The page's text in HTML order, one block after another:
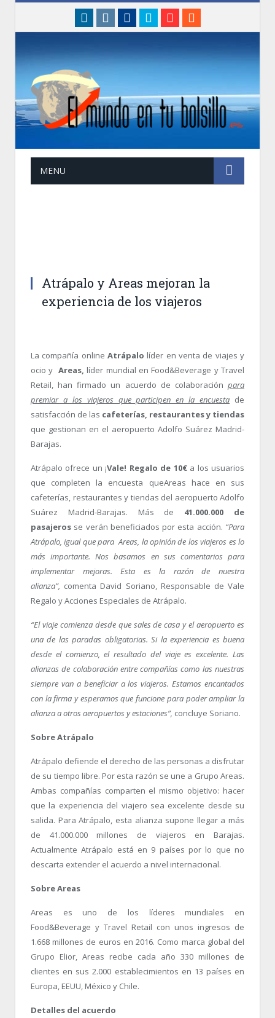
linkedininstagram
Facebook
TwitterGoogle+
MENU
Atrápalo y Areas mejoran la
experiencia de los viajeros
La compañía online Atrápalo líder en venta de viajes y
ocio y Areas, líder mundial en Food&Beverage y Travel
Retail, han firmado un acuerdo de colaboración para
premiar a los viajeros que participen en la encuesta de
satisfacción de las cafeterías, restaurantes y tiendas
que gestionan en el aeropuerto Adolfo Suárez Madrid-
Barajas.
Atrápalo ofrece un ¡Vale! Regalo de 10€a los usuarios
que completen la encuesta queAreas hace en sus
cafeterías, restaurantes y tiendas del aeropuerto Adolfo
Suárez Madrid-Barajas. Más de 41.000.000 de
pasajeros se verán beneficiados por esta acción. “Para
Atrápalo, igual que para Areas, la opinión de los viajeros es lo
más importante. Nos basamos en sus comentarios para
implementar mejoras. Esta es la razón de nuestra
alianza”, comenta David Soriano, Responsable de Vale
Regalo y Acciones Especiales de Atrápalo.
“El viaje comienza desde que sales de casa y el aeropuerto es
una de las paradas obligatorias. Si la experiencia es buena
desde el comienzo, el resultado del viaje es excelente. Las
alianzas de colaboración entre compañías como las nuestras
siempre van a beneficiar a los viajeros. Estamos encantados
con la firma y esperamos que funcione para poder ampliar la
alianza a otros aeropuertos y estaciones”, concluye Soriano.
Sobre Atrápalo
Atrápalo defiende el derecho de las personas a disfrutar
de su tiempo libre. Por esta razón se une a Grupo Areas.
Ambas compañías comparten el mismo objetivo: hacer
que la experiencia del viajero sea excelente desde su
salida. Para Atrápalo, esta alianza supone llegar a más
de 41.000.000 millones de viajeros en Barajas.
Actualmente Atrápalo está en 9 países por lo que no
descarta extender el acuerdo a nivel internacional.
Sobre Areas
Areas es uno de los líderes mundiales en
Food&Beverage y Travel Retail con unos ingresos de
1.668 millones de euros en 2016. Como marca global del
Grupo Elior, Areas recibe cada año 330 millones de
clientes en sus 2.000 establecimientos en 13 países en
Europa, EEUU, México y Chile.
Detalles del acuerdo